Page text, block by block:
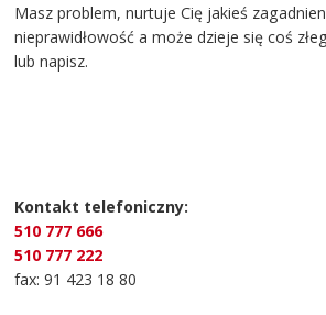
Masz problem, nurtuje Cię jakieś
nieprawidłowość a może dzieje się coś
lub napisz.
Kontakt telefoniczny:
510 777 666
510 777 222
fax: 91 423 18 80